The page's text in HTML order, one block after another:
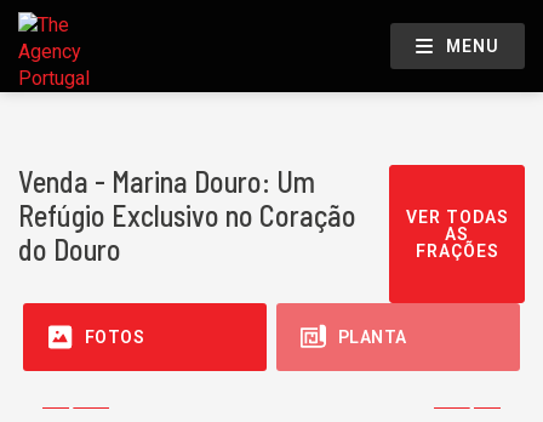
MENU
Venda - Marina Douro: Um
Refúgio Exclusivo no Coração
do Douro
VER TODAS
AS
FRAÇÕES
FOTOS PLANTA